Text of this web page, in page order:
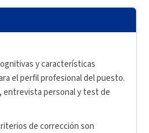
y características
el perfil profesional del puesto.
personal y test de
de corrección son